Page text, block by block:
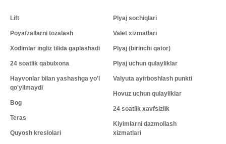
Lift
Poyafzallarni tozalash
Xodimlar ingliz tilida gaplashadi
24 soatlik qabulxona
Hayvonlar bilan yashashga yo'l
qo'yilmaydi
Bog
Teras
Quyosh kreslolari
Plyaj sochiqlari
Valet xizmatlari
Plyaj (birinchi qator)
Plyaj uchun qulayliklar
Valyuta ayirboshlash punkti
Hovuz uchun qulayliklar
24 soatlik xavfsizlik
Kiyimlarni dazmollash
xizmatlari